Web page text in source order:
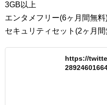
3GB以上
エンタメフリー(6ヶ月間無料
セキュリティセット(2ヶ月
https://